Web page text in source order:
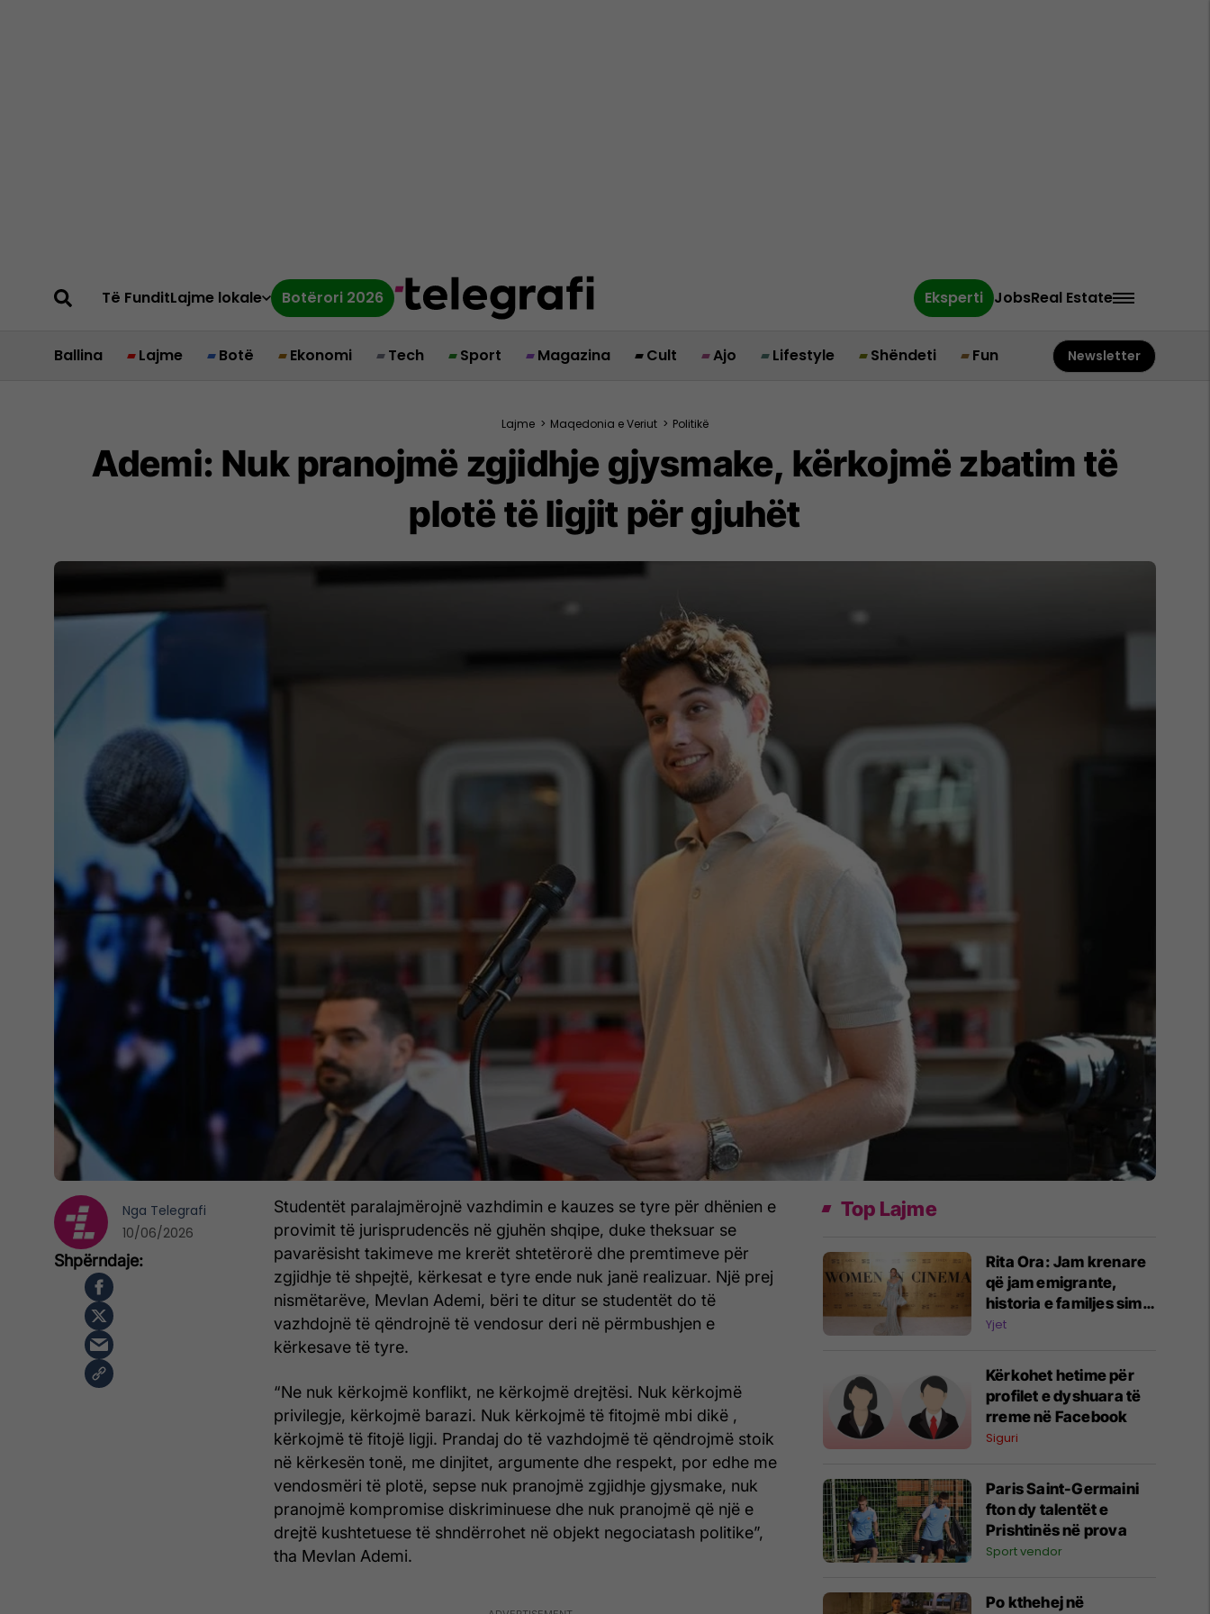
Të FunditLajme lokale Botërori 2026 Eksperti JobsReal Estate
Ballina Lajme Botë Ekonomi Tech Sport Magazina Cult Ajo Lifestyle Shëndeti Fun Newsletter
Lajme > Maqedonia e Veriut > Politikë
Ademi: Nuk pranojmë zgjidhje gjysmake, kërkojmë zbatim të
plotë të ligjit për gjuhët
Studentët paralajmërojnë vazhdimin e kauzes se tyre për dhënien e
provimit të jurisprudencës në gjuhën shqipe, duke theksuar se
pavarësisht takimeve me krerët shtetërorë dhe premtimeve për
zgjidhje të shpejtë, kërkesat e tyre ende nuk janë realizuar. Një prej
nismëtarëve, Mevlan Ademi, bëri te ditur se studentët do të
vazhdojnë të qëndrojnë të vendosur deri në përmbushjen e
kërkesave të tyre.
“Ne nuk kërkojmë konflikt, ne kërkojmë drejtësi. Nuk kërkojmë
privilegje, kërkojmë barazi. Nuk kërkojmë të fitojmë mbi dikë ,
kërkojmë të fitojë ligji. Prandaj do të vazhdojmë të qëndrojmë stoik
në kërkesën tonë, me dinjitet, argumente dhe respekt, por edhe me
vendosmëri të plotë, sepse nuk pranojmë zgjidhje gjysmake, nuk
pranojmë kompromise diskriminuese dhe nuk pranojmë që një e
drejtë kushtetuese të shndërrohet në objekt negociatash politike”,
tha Mevlan Ademi.
Nga Telegrafi
10/06/2026
Top Lajme
Rita Ora: Jam krenare
që jam emigrante,
historia e familjes sime
më ka bërë më të fortë
Yjet
Kërkohet hetime për
profilet e dyshuara të
rreme në Facebook
Siguri
Paris Saint-Germaini
fton dy talentët e
Prishtinës në prova
Sport vendor
Po kthehej në